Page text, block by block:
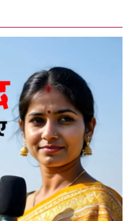
मेंमौतों
की
आशंका